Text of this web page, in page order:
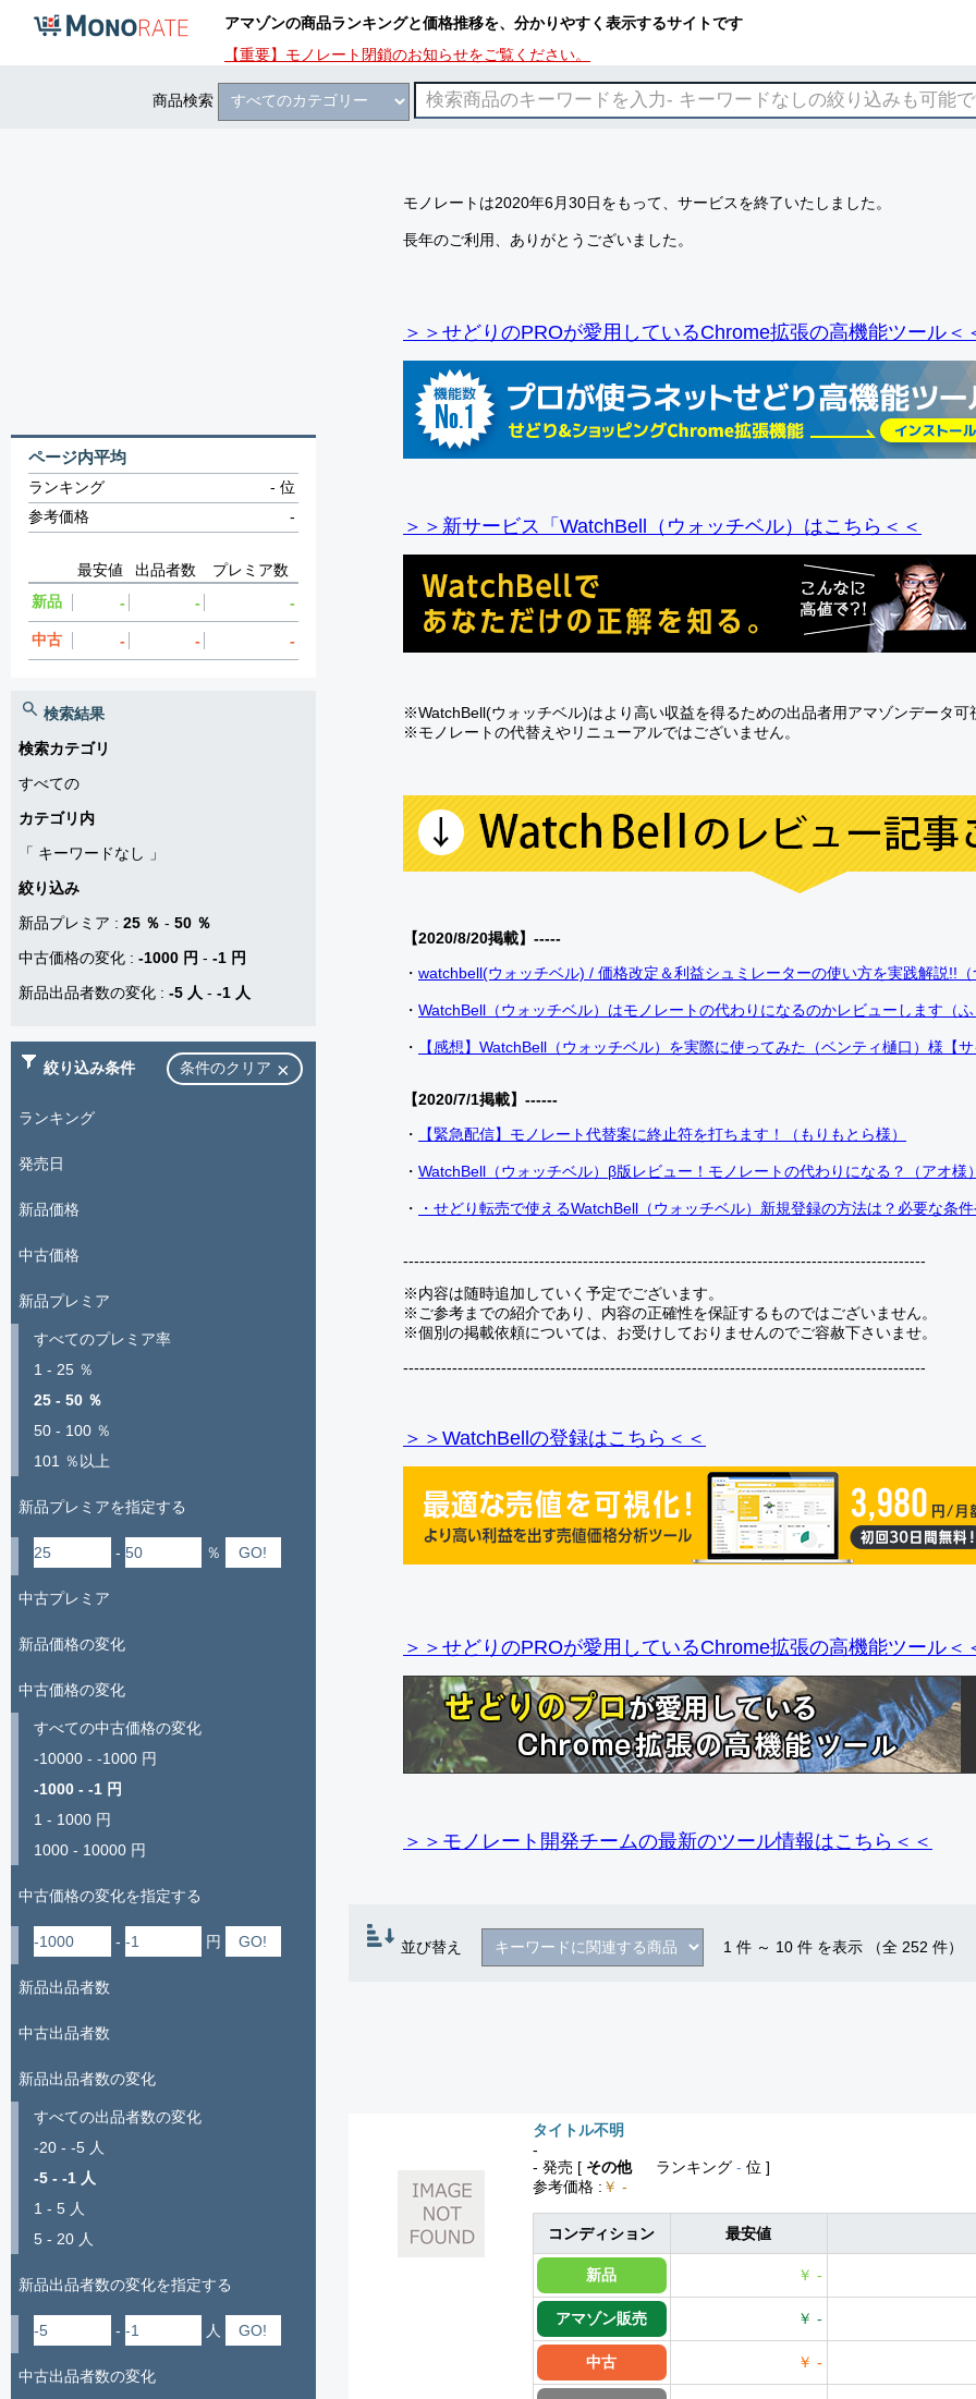
アマゾンの商品ランキングと価格推移を、分かりやすく表示するサイトです
【重要】モノレート閉鎖のお知らせをご覧ください。
商品検索
モノレートは2020年6月30日をもって、サービスを終了いたしました。
長年のご利用、ありがとうございました。
＞＞せどりのPROが愛用しているChrome拡張の高機能ツール＜
＞＞新サービス「WatchBell（ウォッチベル）はこちら＜＜
※WatchBell(ウォッチベル)はより高い収益を得るための出品者用アマゾンデータ可
※モノレートの代替えやリニューアルではございません。
【2020/8/20掲載】-----
・ watchbell(ウォッチベル) / 価格改定＆利益シュミレーターの使い方を実践解説!!
・ WatchBell（ウォッチベル）はモノレートの代わりになるのかレビューします（
・ 【感想】WatchBell（ウォッチベル）を実際に使ってみた（ベンティ樋口）様【
【2020/7/1掲載】------
・
【緊急配信】モノレート代替案に終止符を打ちます！（もりもとら様）
・ WatchBell（ウォッチベル）β版レビュー！モノレートの代わりになる？（アオ様
・ ・せどり転売で使えるWatchBell（ウォッチベル）新規登録の方法は？必要な条
------------------------------------------------------------------------------------------------
※内容は随時追加していく予定でございます。
※ご参考までの紹介であり、内容の正確性を保証するものではございません。
※個別の掲載依頼については、お受けしておりませんのでご容赦下さいませ。
------------------------------------------------------------------------------------------------
＞＞WatchBellの登録はこちら＜＜
＞＞せどりのPROが愛用しているChrome拡張の高機能ツール＜
＞＞モノレート開発チームの最新のツール情報はこちら＜＜
並び替え 1 件 ～ 10 件 を表示 （全 252 件）
タイトル不明
-
- 発売 [ その他 ランキング - 位 ]
参考価格 : ￥ -
コンディション 最安値
新品 ￥ -
アマゾン販売 ￥ -
中古 ￥ -
ページ内平均
ランキング -位
参考価格
-
最安値 出品者数
プレミア数
新品
- - -
中古 - - -
検索結果
検索カテゴリ
すべての
カテゴリ内
「 キーワードなし
」
絞り込み
新品プレミア : 25 ％ - 50 ％
中古価格の変化 : -1000 円 - -1 円
新品出品者数の変化 : -5 人 - -1 人
絞り込み条件 条件のクリア
ランキング
発売日
新品価格
中古価格
新品プレミア
すべてのプレミア率
1 - 25 ％
25 - 50 ％
50 - 100 ％
101 ％以上
新品プレミアを指定する
- ％
中古プレミア
新品価格の変化
中古価格の変化
すべての中古価格の変化
-10000 - -1000 円
-1000 - -1 円
1 - 1000 円
1000 - 10000 円
中古価格の変化を指定する
- 円
新品出品者数
中古出品者数
新品出品者数の変化
すべての出品者数の変化
-20 - -5 人
-5 - -1 人
1 - 5 人
5 - 20 人
新品出品者数の変化を指定する
- 人
中古出品者数の変化